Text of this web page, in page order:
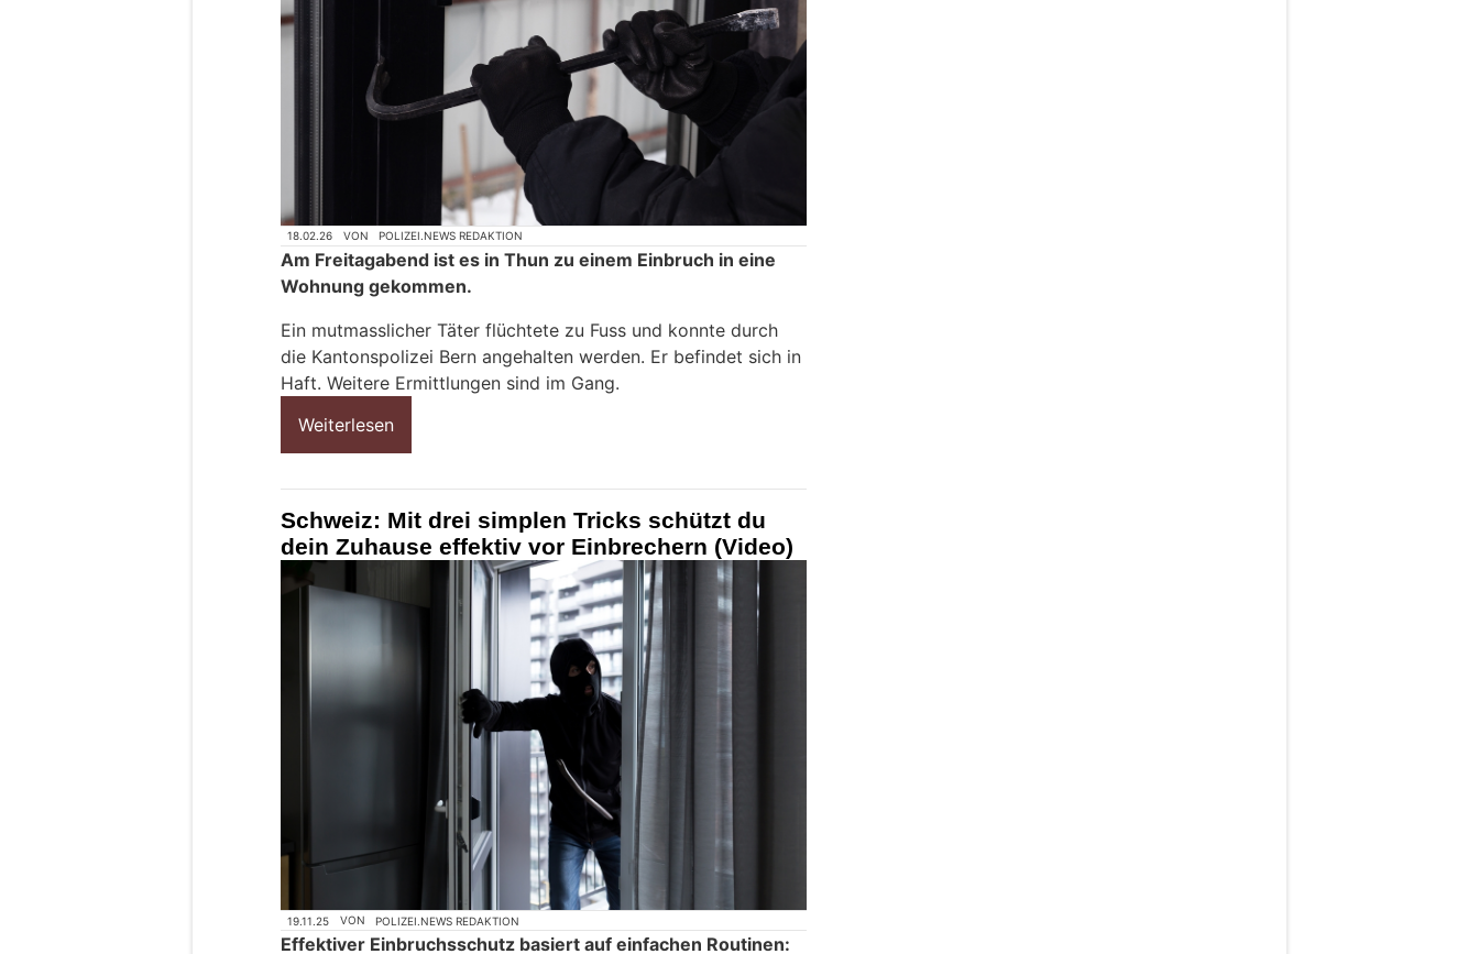
18.02.26 VON POLIZEI.NEWS REDAKTION
Am Freitagabend ist es in Thun zu einem Einbruch in eine
Wohnung gekommen.
Ein mutmasslicher Täter flüchtete zu Fuss und konnte durch
die Kantonspolizei Bern angehalten werden. Er befindet sich in
Haft. Weitere Ermittlungen sind im Gang.
Weiterlesen
Schweiz: Mit drei simplen Tricks schützt du
dein Zuhause effektiv vor Einbrechern (Video)
19.11.25 VON POLIZEI.NEWS REDAKTION
Effektiver Einbruchsschutz basiert auf einfachen Routinen: